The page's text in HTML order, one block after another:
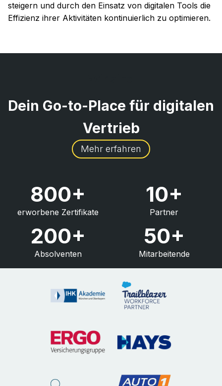
steigern und durch den Einsatz von digitalen Tools die
Effizienz ihrer Aktivitäten kontinuierlich zu optimieren.
Dein Go-to-Place für digitalen
Vertrieb
Mehr erfahren
800+
erworbene Zertifikate
10+
Partner
200+
Absolventen
50+
Mitarbeitende